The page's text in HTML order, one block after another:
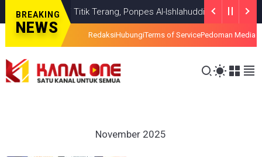
BREAKING
NEWS
Temui Titik Terang, Ponpes Al-Ishlahuddiny Keluarkan
RedaksiHubungiTerms of ServicePedoman Media
November 2025